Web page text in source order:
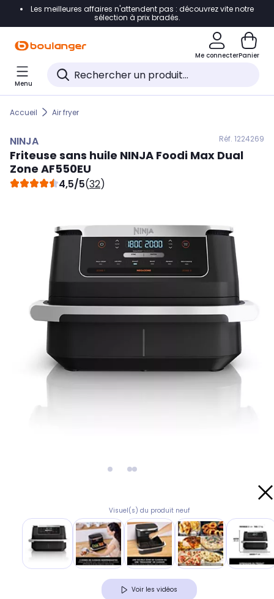
Accéder directement à la navigation
Accéder directement au pied de page
Accéder directement au chatbot
Les meilleures affaires n'attendent pas : découvrez vite notre
sélection à prix bradés.
Me connecterPanier
Menu
Accueil Air fryer
NINJA Réf. 1224269
Friteuse sans huile NINJA Foodi Max Dual
Zone AF550EU
4,5/5(32)
Visuel(s) du produit neuf
Voir les vidéos